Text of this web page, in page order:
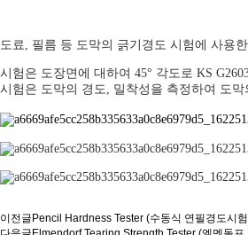
도료, 필름 등 도막의 긁기경도 시험에 사용
시험은 도장면에 대하여 45° 각도로 KS
시험은 도막의 경도, 밀착성을 측정하여 도
이전글 Pencil Hardness Tester (수동식 연필경도시